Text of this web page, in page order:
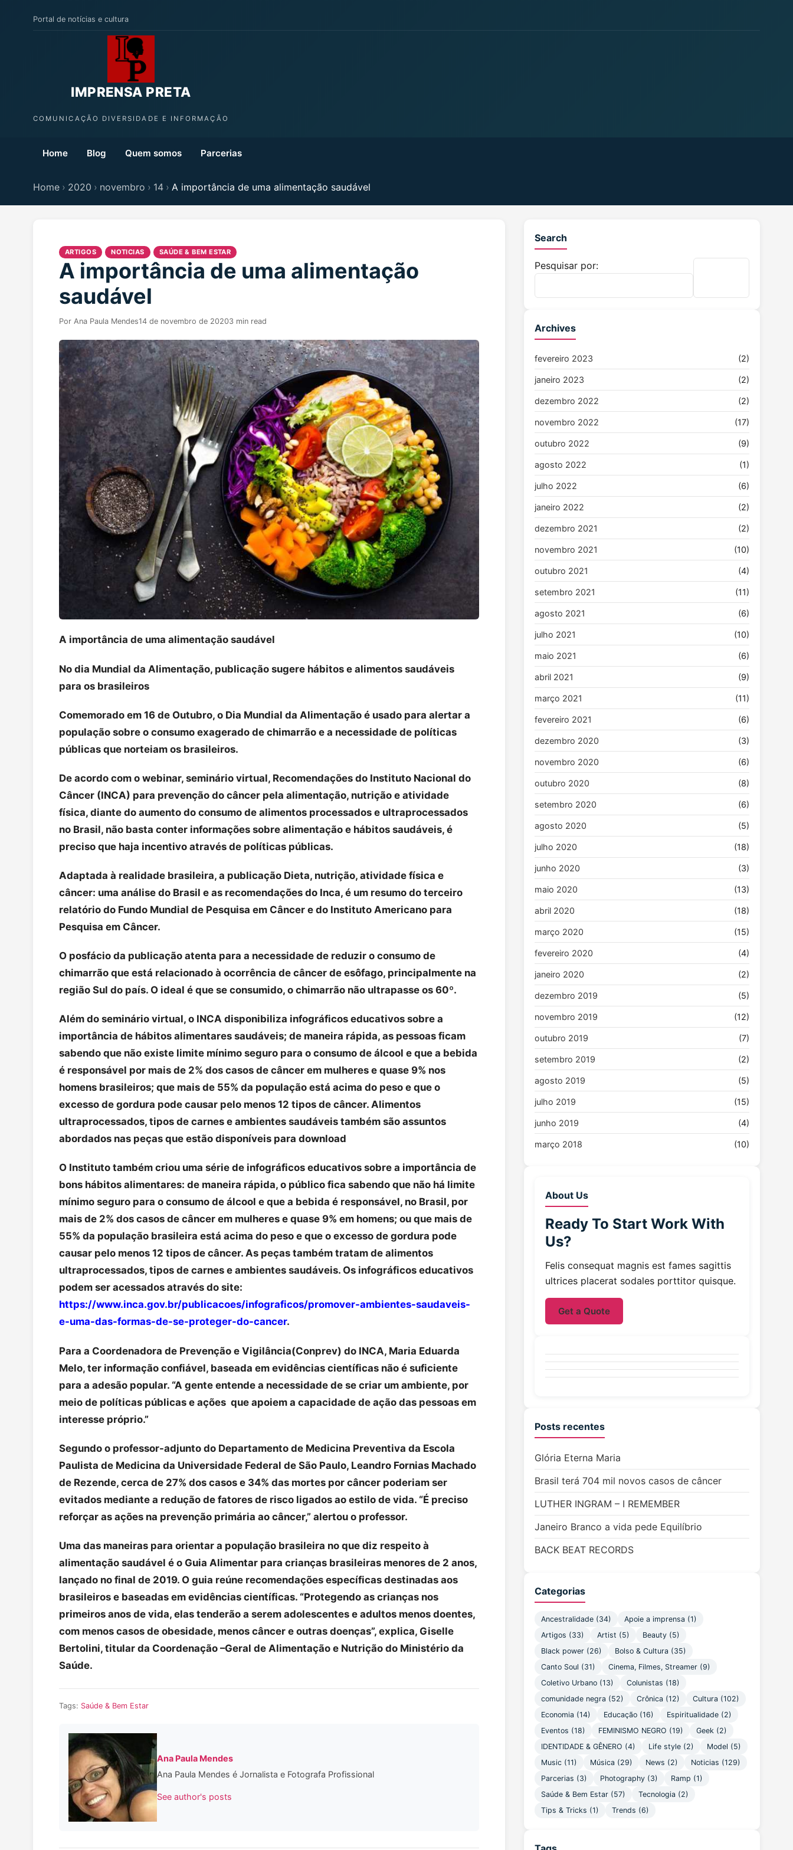
Portal de notícias e cultura
IMPRENSA PRETA
COMUNICAÇÃO DIVERSIDADE E INFORMAÇÃO
Home Blog Quem somos Parcerias
Home › 2020 › novembro › 14 › A importância de uma alimentação saudável
ARTIGOS NOTICIAS SAÚDE & BEM ESTAR
A importância de uma alimentação
saudável
Por Ana Paula Mendes14 de novembro de 20203 min read
A importância de uma alimentação saudável
No dia Mundial da Alimentação, publicação sugere hábitos e alimentos saudáveis
para os brasileiros
Comemorado em 16 de Outubro, o Dia Mundial da Alimentação é usado para alertar a
população sobre o consumo exagerado de chimarrão e a necessidade de políticas
públicas que norteiam os brasileiros.
De acordo com o webinar, seminário virtual, Recomendações do Instituto Nacional do
Câncer (INCA) para prevenção do câncer pela alimentação, nutrição e atividade
física, diante do aumento do consumo de alimentos processados e ultraprocessados
no Brasil, não basta conter informações sobre alimentação e hábitos saudáveis, é
preciso que haja incentivo através de políticas públicas.
Adaptada à realidade brasileira, a publicação Dieta, nutrição, atividade física e
câncer: uma análise do Brasil e as recomendações do Inca, é um resumo do terceiro
relatório do Fundo Mundial de Pesquisa em Câncer e do Instituto Americano para
Pesquisa em Câncer.
O posfácio da publicação atenta para a necessidade de reduzir o consumo de
chimarrão que está relacionado à ocorrência de câncer de esôfago, principalmente na
região Sul do país. O ideal é que se consumido, o chimarrão não ultrapasse os 60º.
Além do seminário virtual, o INCA disponibiliza infográficos educativos sobre a
importância de hábitos alimentares saudáveis; de maneira rápida, as pessoas ficam
sabendo que não existe limite mínimo seguro para o consumo de álcool e que a bebida
é responsável por mais de 2% dos casos de câncer em mulheres e quase 9% nos
homens brasileiros; que mais de 55% da população está acima do peso e que o
excesso de gordura pode causar pelo menos 12 tipos de câncer. Alimentos
ultraprocessados, tipos de carnes e ambientes saudáveis também são assuntos
abordados nas peças que estão disponíveis para download
O Instituto também criou uma série de infográficos educativos sobre a importância de
bons hábitos alimentares: de maneira rápida, o público fica sabendo que não há limite
mínimo seguro para o consumo de álcool e que a bebida é responsável, no Brasil, por
mais de 2% dos casos de câncer em mulheres e quase 9% em homens; ou que mais de
55% da população brasileira está acima do peso e que o excesso de gordura pode
causar pelo menos 12 tipos de câncer. As peças também tratam de alimentos
ultraprocessados, tipos de carnes e ambientes saudáveis. Os infográficos educativos
podem ser acessados através do site:
https://www.inca.gov.br/publicacoes/infograficos/promover-ambientes-saudaveis-
e-uma-das-formas-de-se-proteger-do-cancer.
Para a Coordenadora de Prevenção e Vigilância(Conprev) do INCA, Maria Eduarda
Melo, ter informação confiável, baseada em evidências científicas não é suficiente
para a adesão popular. “A gente entende a necessidade de se criar um ambiente, por
meio de políticas públicas e ações que apoiem a capacidade de ação das pessoas em
interesse próprio.”
Segundo o professor-adjunto do Departamento de Medicina Preventiva da Escola
Paulista de Medicina da Universidade Federal de São Paulo, Leandro Fornias Machado
de Rezende, cerca de 27% dos casos e 34% das mortes por câncer poderiam ser
evitados mediante a redução de fatores de risco ligados ao estilo de vida. “É preciso
reforçar as ações na prevenção primária ao câncer,” alertou o professor.
Uma das maneiras para orientar a população brasileira no que diz respeito à
alimentação saudável é o Guia Alimentar para crianças brasileiras menores de 2 anos,
lançado no final de 2019. O guia reúne recomendações específicas destinadas aos
brasileiros e baseadas em evidências científicas. “Protegendo as crianças nos
primeiros anos de vida, elas tenderão a serem adolescentes e adultos menos doentes,
com menos casos de obesidade, menos câncer e outras doenças”, explica, Giselle
Bertolini, titular da Coordenação –Geral de Alimentação e Nutrição do Ministério da
Saúde.
Tags: Saúde & Bem Estar
Ana Paula Mendes
Ana Paula Mendes é Jornalista e Fotografa Profissional
See author's posts
Search
Pesquisar por:
Archives
fevereiro 2023 (2)
janeiro 2023 (2)
dezembro 2022 (2)
novembro 2022 (17)
outubro 2022 (9)
agosto 2022 (1)
julho 2022 (6)
janeiro 2022 (2)
dezembro 2021 (2)
novembro 2021 (10)
outubro 2021 (4)
setembro 2021 (11)
agosto 2021 (6)
julho 2021 (10)
maio 2021 (6)
abril 2021 (9)
março 2021 (11)
fevereiro 2021 (6)
dezembro 2020 (3)
novembro 2020 (6)
outubro 2020 (8)
setembro 2020 (6)
agosto 2020 (5)
julho 2020 (18)
junho 2020 (3)
maio 2020 (13)
abril 2020 (18)
março 2020 (15)
fevereiro 2020 (4)
janeiro 2020 (2)
dezembro 2019 (5)
novembro 2019 (12)
outubro 2019 (7)
setembro 2019 (2)
agosto 2019 (5)
julho 2019 (15)
junho 2019 (4)
março 2018 (10)
About Us
Ready To Start Work With
Us?
Felis consequat magnis est fames sagittis
ultrices placerat sodales porttitor quisque.
Get a Quote
Posts recentes
Glória Eterna Maria
Brasil terá 704 mil novos casos de câncer
LUTHER INGRAM – I REMEMBER
Janeiro Branco a vida pede Equilíbrio
BACK BEAT RECORDS
Categorias
Ancestralidade (34) Apoie a imprensa (1)
Artigos (33) Artist (5) Beauty (5)
Black power (26) Bolso & Cultura (35)
Canto Soul (31) Cinema, Filmes, Streamer (9)
Coletivo Urbano (13) Colunistas (18)
comunidade negra (52) Crônica (12) Cultura (102)
Economia (14) Educação (16) Espiritualidade (2)
Eventos (18) FEMINISMO NEGRO (19) Geek (2)
IDENTIDADE & GÊNERO (4) Life style (2) Model (5)
Music (11) Música (29) News (2) Noticias (129)
Parcerias (3) Photography (3) Ramp (1)
Saúde & Bem Estar (57) Tecnologia (2)
Tips & Tricks (1) Trends (6)